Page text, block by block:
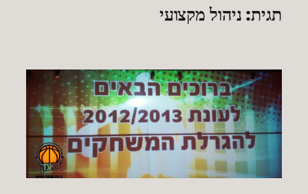
תגית:ניהול מקצועי